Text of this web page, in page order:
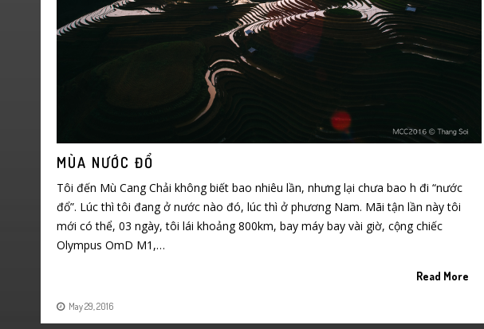
MÙA NƯỚC ĐỔ
Tôi đến Mù Cang Chải không biết bao nhiêu lần, nhưng lại chưa bao h đi “nước
đổ”. Lúc thì tôi đang ở nước nào đó, lúc thì ở phương Nam. Mãi tận lần này tôi
mới có thể, 03 ngày, tôi lái khoảng 800km, bay máy bay vài giờ, cộng chiếc
Olympus OmD M1,…
Read More
May 29, 2016